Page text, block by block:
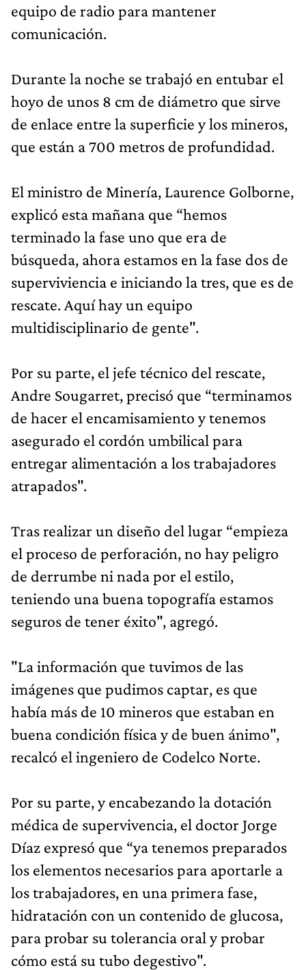
equipo de radio para mantener
comunicación.
Durante la noche se trabajó en entubar el
hoyo de unos 8 cm de diámetro que sirve
de enlace entre la superficie y los mineros,
que están a 700 metros de profundidad.
El ministro de Minería, Laurence Golborne,
explicó esta mañana que “hemos
terminado la fase uno que era de
búsqueda, ahora estamos en la fase dos de
superviviencia e iniciando la tres, que es de
rescate. Aquí hay un equipo
multidisciplinario de gente".
Por su parte, el jefe técnico del rescate,
Andre Sougarret, precisó que “terminamos
de hacer el encamisamiento y tenemos
asegurado el cordón umbilical para
entregar alimentación a los trabajadores
atrapados".
Tras realizar un diseño del lugar “empieza
el proceso de perforación, no hay peligro
de derrumbe ni nada por el estilo,
teniendo una buena topografía estamos
seguros de tener éxito", agregó.
"La información que tuvimos de las
imágenes que pudimos captar, es que
había más de 10 mineros que estaban en
buena condición física y de buen ánimo",
recalcó el ingeniero de Codelco Norte.
Por su parte, y encabezando la dotación
médica de supervivencia, el doctor Jorge
Díaz expresó que “ya tenemos preparados
los elementos necesarios para aportarle a
los trabajadores, en una primera fase,
hidratación con un contenido de glucosa,
para probar su tolerancia oral y probar
cómo está su tubo degestivo".